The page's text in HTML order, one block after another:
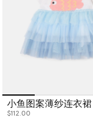
小鱼图案薄纱连衣裙
$112.00